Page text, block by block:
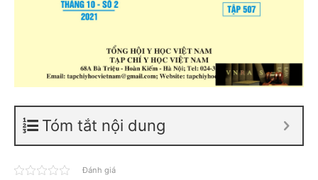
Tóm tắt nội dung
Đánh giá